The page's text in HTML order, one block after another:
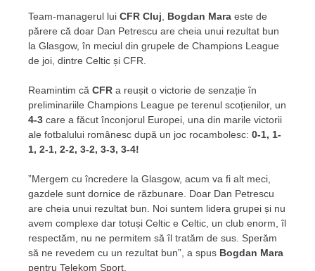
Team-managerul lui CFR Cluj Bogdan Mara este de
părere că doar Dan Petrescu are cheia unui rezultat bun
la Glasgow, în meciul din grupele de Champions League
de joi, dintre Celtic și CFR.
Reamintim că CFR a reușit o victorie de senzație în
preliminariile Champions League pe terenul scoțienilor, un
4-3 care a făcut înconjorul Europei, una din marile victorii
ale fotbalului românesc după un joc rocambolesc: 0-1, 1-
1, 2-1, 2-2, 3-2, 3-3, 3-4!
”Mergem cu încredere la Glasgow, acum va fi alt meci,
gazdele sunt dornice de răzbunare. Doar Dan Petrescu
are cheia unui rezultat bun. Noi suntem lidera grupei și nu
avem complexe dar totuși Celtic e Celtic, un club enorm, îl
respectăm, nu ne permitem să îl tratăm de sus. Sperăm
să ne revedem cu un rezultat bun”, a spus Bogdan Mara
pentru Telekom Sport.